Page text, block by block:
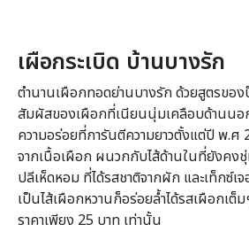
เผือกระเบิด บ้านบางรัก
ตำนานเผือกทอดย่านบางรัก ด้วยสูตรของ
สัมผัสของเผือกที่เนียนนุ่มเคลือบด้านนอ
ความอร่อยที่การันตีความยาวตั้งแต่ปี พ.ศ
จากเนื้อเผือก ผนวกกับไส้ด้านในที่ยังคงชุ่
ปลีเห็ดหอม ที่ได้รสชาติจากผัก และเท็กซ์เ
เป็นไส้เผือกหวานก็อร่อยล้ำได้รสเผือกเต็
ราคาเพียง 25 บาท เท่านั้น